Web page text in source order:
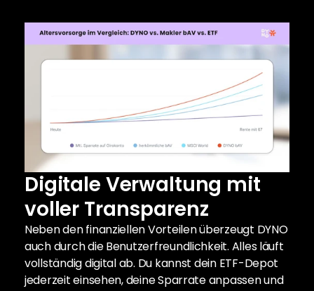
Digitale Verwaltung mit
voller Transparenz
Neben den finanziellen Vorteilen überzeugt DYNO
auch durch die Benutzerfreundlichkeit. Alles läuft
vollständig digital ab. Du kannst dein ETF-Depot
jederzeit einsehen, deine Sparrate anpassen und